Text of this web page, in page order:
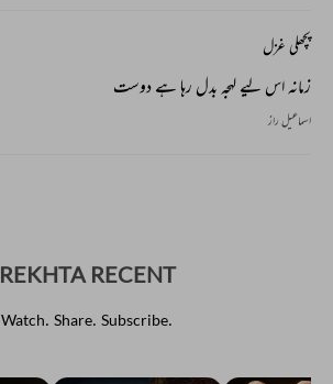
پچھلی غزل
زمانہ اس لیے لہجہ بدل رہا ہے دوست
اسماعیل راز
REKHTA RECENT
Watch. Share. Subscribe.